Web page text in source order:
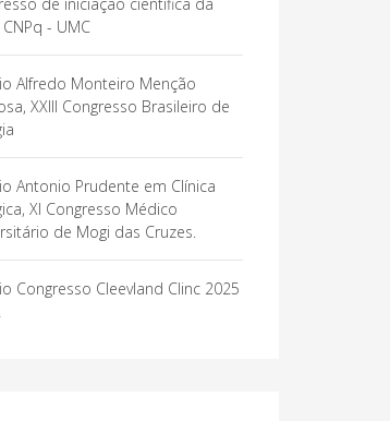
CNPq - UMC
Alfredo Monteiro Menção
XXIII Congresso Brasileiro de
Antonio Prudente em Clínica
XI Congresso Médico
de Mogi das Cruzes.
Congresso Cleevland Clinc 2025